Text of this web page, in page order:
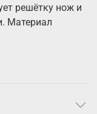
решётку нож и
Материал